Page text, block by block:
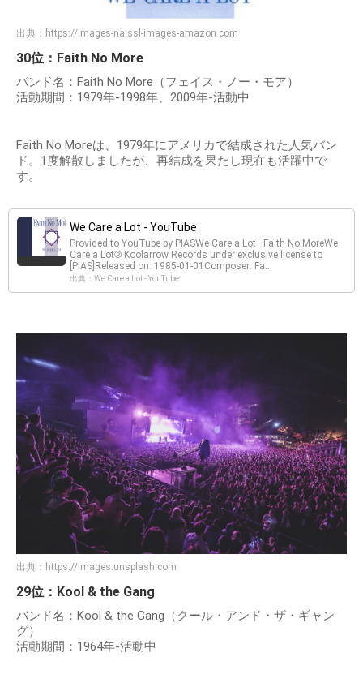
出典： https://images-na.ssl-images-amazon.com
30位：Faith No More
バンド名：Faith No More（フェイス・ノー・モア）
活動期間：1979年-1998年、2009年-活動中
Faith No Moreは、1979年にアメリカで結成された人気バン
ド。1度解散しましたが、再結成を果たし現在も活躍中で
す。
We Care a Lot - YouTube
Provided to YouTube by PIASWe Care a Lot · Faith No MoreWe
Care a Lot℗ Koolarrow Records under exclusive license to
[PIAS]Released on: 1985-01-01Composer: Fa...
出典：We Care a Lot - YouTube
出典： https://images.unsplash.com
29位：Kool & the Gang
バンド名：Kool & the Gang（クール・アンド・ザ・ギャン
グ）
活動期間：1964年-活動中